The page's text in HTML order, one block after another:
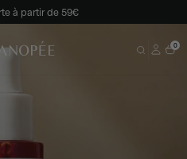
à partir de 59€
notre newsletter !
0